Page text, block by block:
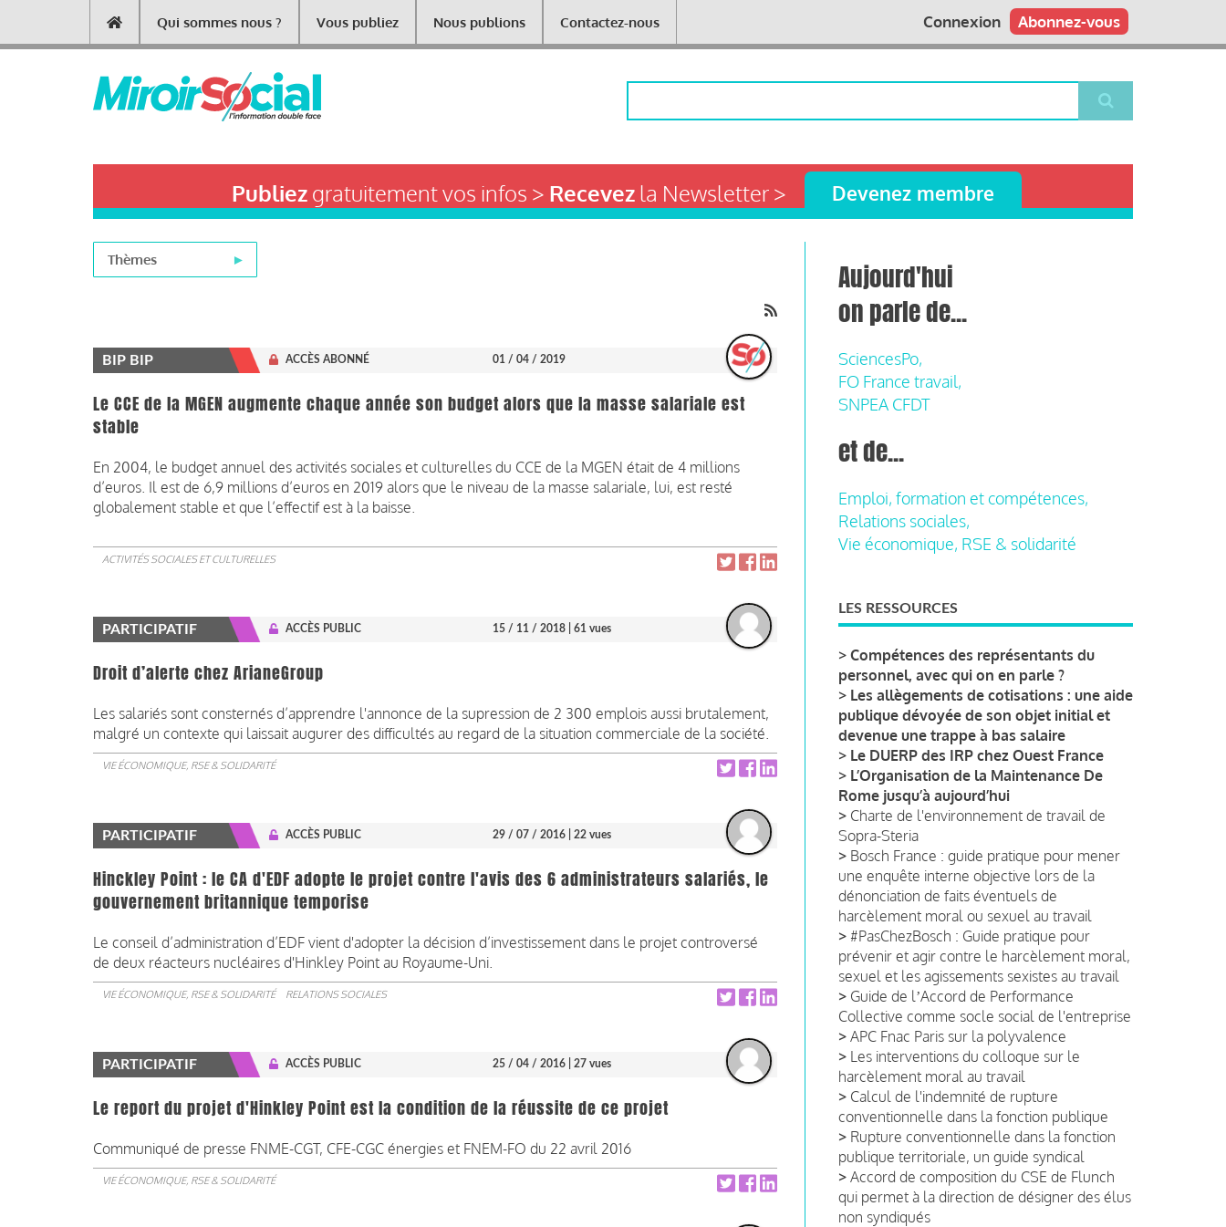
contenu
Main
navigation
Qui sommes nous ? Vous publiez Nous publions Contactez-nous Abonnez-vous
Connexion
Publiezgratuitement vos infos > Recevezla Newsletter > Devenez membre
Thèmes
BIP BIP ACCÈS ABONNÉ 01 / 04 / 2019
Le CCE de la MGEN augmente chaque année son budget alors que la masse salariale est
stable
En 2004, le budget annuel des activités sociales et culturelles du CCE de la MGEN était de 4 millions
d’euros. Il est de 6,9 millions d’euros en 2019 alors que le niveau de la masse salariale, lui, est resté
globalement stable et que l’effectif est à la baisse.
ACTIVITÉS SOCIALES ET CULTURELLES
PARTICIPATIF ACCÈS PUBLIC 15 / 11 / 2018 | 61 vues
Droit d’alerte chez ArianeGroup
Les salariés sont consternés d’apprendre l'annonce de la supression de 2 300 emplois aussi brutalement,
malgré un contexte qui laissait augurer des difficultés au regard de la situation commerciale de la société.
VIE ÉCONOMIQUE, RSE & SOLIDARITÉ
PARTICIPATIF ACCÈS PUBLIC 29 / 07 / 2016 | 22 vues
Hinckley Point : le CA d'EDF adopte le projet contre l'avis des 6 administrateurs salariés, le
gouvernement britannique temporise
Le conseil d’administration d’EDF vient d'adopter la décision d’investissement dans le projet controversé
de deux réacteurs nucléaires d'Hinkley Point au Royaume-Uni.
VIE ÉCONOMIQUE, RSE & SOLIDARITÉ RELATIONS SOCIALES
PARTICIPATIF ACCÈS PUBLIC 25 / 04 / 2016 | 27 vues
Le report du projet d'Hinkley Point est la condition de la réussite de ce projet
Communiqué de presse FNME-CGT, CFE-CGC énergies et FNEM-FO du 22 avril 2016
VIE ÉCONOMIQUE, RSE & SOLIDARITÉ
Aujourd'hui
on parle de...
SciencesPo,
FO France travail,
SNPEA CFDT
et de...
Emploi, formation et compétences,
Relations sociales,
Vie économique, RSE & solidarité
LES RESSOURCES
> Compétences des représentants du
personnel, avec qui on en parle ?
> Les allègements de cotisations : une aide
publique dévoyée de son objet initial et
devenue une trappe à bas salaire
> Le DUERP des IRP chez Ouest France
> L’Organisation de la Maintenance De
Rome jusqu’à aujourd’hui
> Charte de l'environnement de travail de
Sopra-Steria
> Bosch France : guide pratique pour mener
une enquête interne objective lors de la
dénonciation de faits éventuels de
harcèlement moral ou sexuel au travail
> #PasChezBosch : Guide pratique pour
prévenir et agir contre le harcèlement moral,
sexuel et les agissements sexistes au travail
> Guide de lʼAccord de Performance
Collective comme socle social de l'entreprise
> APC Fnac Paris sur la polyvalence
> Les interventions du colloque sur le
harcèlement moral au travail
> Calcul de l'indemnité de rupture
conventionnelle dans la fonction publique
> Rupture conventionnelle dans la fonction
publique territoriale, un guide syndical
> Accord de composition du CSE de Flunch
qui permet à la direction de désigner des élus
non syndiqués